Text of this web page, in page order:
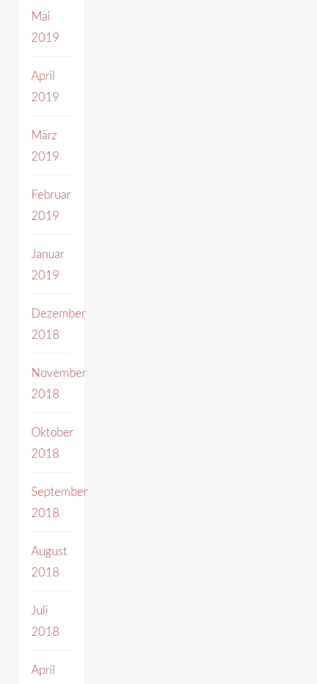
Mai
2019
April
2019
März
2019
Februar
2019
Januar
2019
Dezember
2018
November
2018
Oktober
2018
September
2018
August
2018
Juli
2018
April